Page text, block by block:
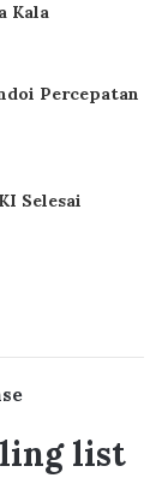
Kala
Percepatan
Selesai
list